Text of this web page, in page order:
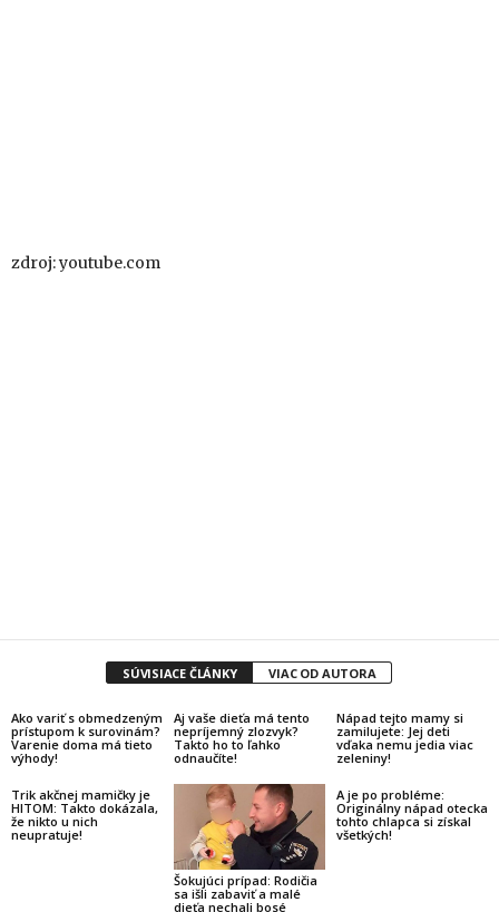
zdroj: youtube.com
SÚVISIACE ČLÁNKY VIAC OD AUTORA
Ako variť s obmedzeným
prístupom k surovinám?
Varenie doma má tieto
výhody!
Aj vaše dieťa má tento
nepríjemný zlozvyk?
Takto ho to ľahko
odnaučíte!
Nápad tejto mamy si
zamilujete: Jej deti
vďaka nemu jedia viac
zeleniny!
Trik akčnej mamičky je
HITOM: Takto dokázala,
že nikto u nich
neupratuje!
Šokujúci prípad: Rodičia
sa išli zabaviť a malé
dieťa nechali bosé
A je po probléme:
Originálny nápad otecka
tohto chlapca si získal
všetkých!